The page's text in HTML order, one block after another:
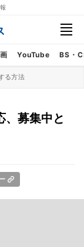
YouTube BS・
る方法
、募集中と